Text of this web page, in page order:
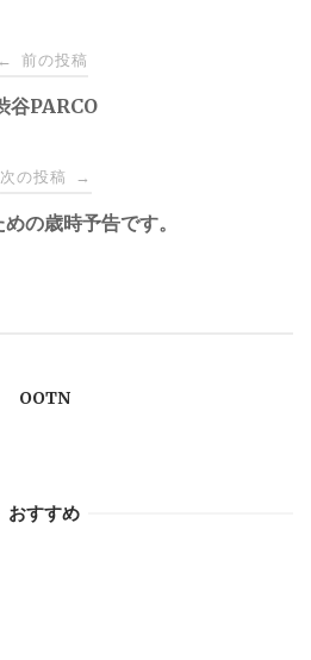
← 前の投稿
谷PARCO
次の投稿 →
の歳時予告です。
OOTN
おすすめ